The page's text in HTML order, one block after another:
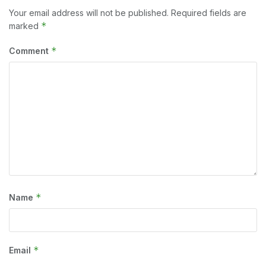
Your email address will not be published. Required fields are
marked *
Comment *
Name *
Email *